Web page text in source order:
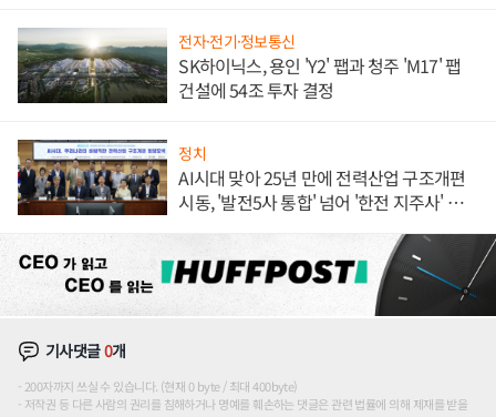
전자·전기·정보통신
SK하이닉스, 용인 'Y2' 팹과 청주 'M17' 팹
건설에 54조 투자 결정
정치
AI시대 맞아 25년 만에 전력산업 구조개편
시동, '발전5사 통합' 넘어 '한전 지주사' 재편
기사댓글0개
200자까지 쓰실 수 있습니다. (현재 0 byte / 최대 400byte)
저작권 등 다른 사람의 권리를 침해하거나 명예를 훼손하는 댓글은 관련 법률에 의해 제재를 받을